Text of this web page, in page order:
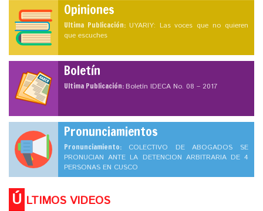
Opiniones
Ultima Publicación: UYARIY: Las voces que no quieren
que escuches
Boletín
Ultima Publicación:Boletín IDECA No. 08 – 2017
Pronunciamientos
Pronunciamiento: COLECTIVO DE ABOGADOS SE
PRONUCIAN ANTE LA DETENCION ARBITRARIA DE 4
PERSONAS EN CUSCO
Ú LTIMOS VIDEOS